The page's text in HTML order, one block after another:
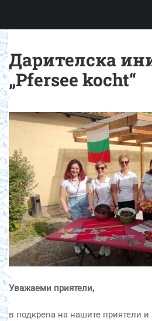
Дарителска
„Pfersee kocht“
Уважаеми приятели,
в подкрепа на нашите приятели и